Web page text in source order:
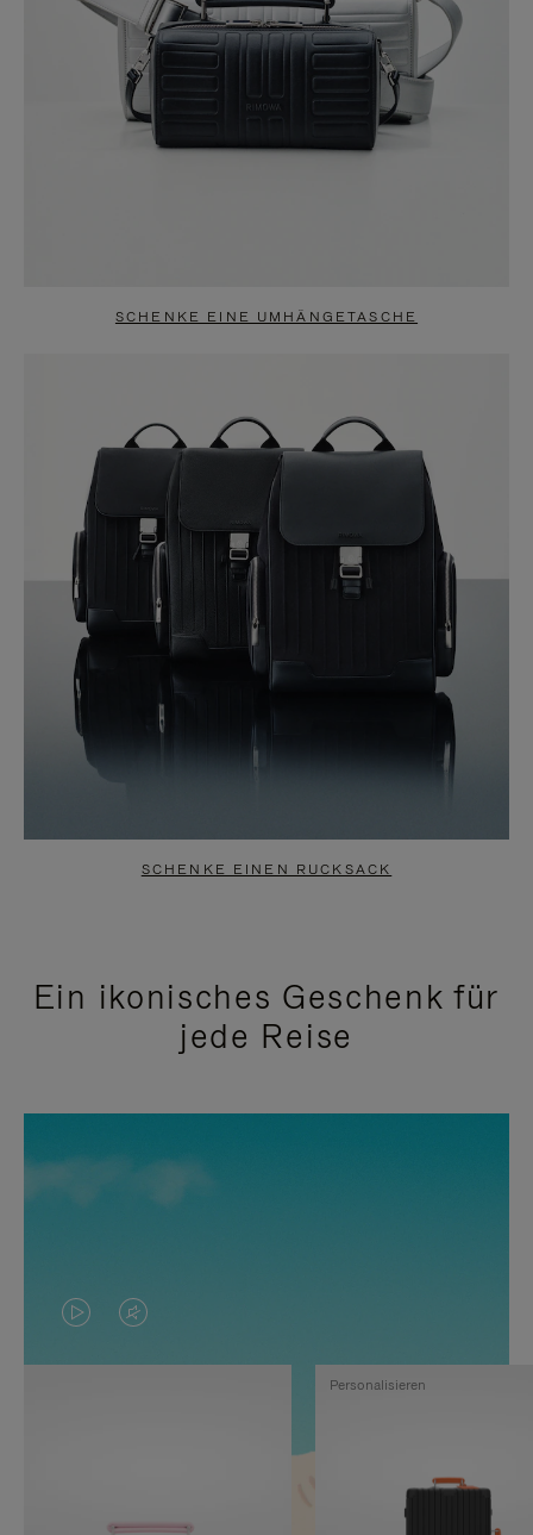
SCHENKE EINE UMHÄNGETASCHE
SCHENKE EINEN RUCKSACK
Ein ikonisches Geschenk für
jede Reise
DAS
VIDEO
VIDEO
IST
Personalisieren